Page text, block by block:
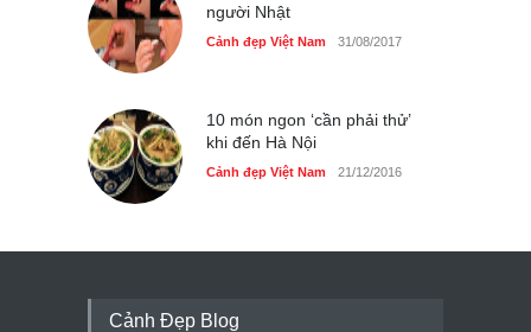
người Nhật
Cảnh đẹp Việt Nam 31/08/2017
10 món ngon ‘cần phải thử’
khi đến Hà Nội
Cảnh đẹp Việt Nam 21/12/2016
Cảnh Đẹp Blog